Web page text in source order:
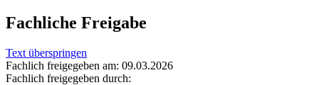
Fachliche Freigabe
Text überspringen
Fachlich freigegeben am: 09.03.2026
Fachlich freigegeben durch: